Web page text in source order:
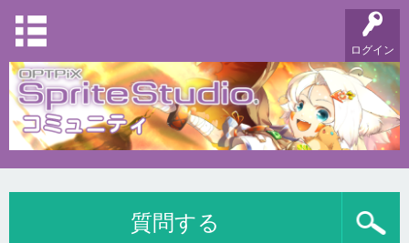
ログイン
質問する